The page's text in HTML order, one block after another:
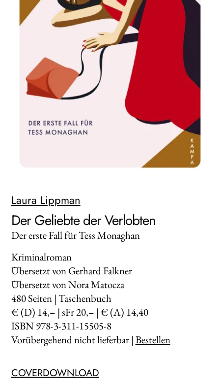
WEITERE VERLAGE
Search:
Laura Lippman
Der Geliebte der Verlobten
Der erste Fall für Tess Monaghan
Kriminalroman
Übersetzt von Gerhard Falkner
Übersetzt von Nora Matocza
480Seiten | Taschenbuch
€ (D) 14,– | sFr 20,– | € (A) 14,40
ISBN 978-3-311-15505-8
Vorübergehend nicht lieferbar |Bestellen
COVERDOWNLOAD